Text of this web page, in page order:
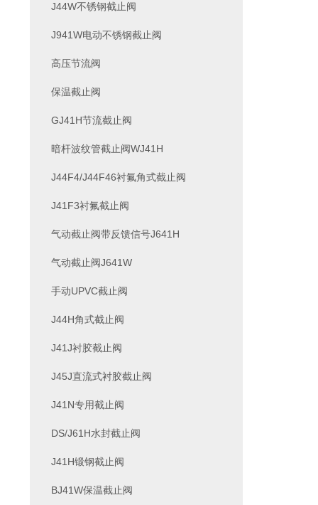
J44W不锈钢截止阀
J941W电动不锈钢截止阀
高压节流阀
保温截止阀
GJ41H节流截止阀
暗杆波纹管截止阀WJ41H
J44F4/J44F46衬氟角式截止阀
J41F3衬氟截止阀
气动截止阀带反馈信号J641H
气动截止阀J641W
手动UPVC截止阀
J44H角式截止阀
J41J衬胶截止阀
J45J直流式衬胶截止阀
J41N专用截止阀
DS/J61H水封截止阀
J41H锻钢截止阀
BJ41W保温截止阀